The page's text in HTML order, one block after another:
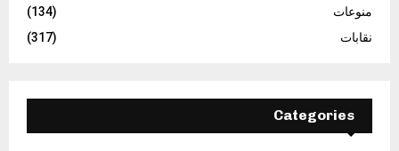
منوعات
(134)
نقابات
(317)
Categories